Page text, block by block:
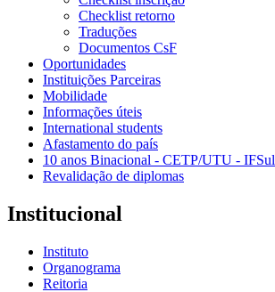
Checklist retorno
Traduções
Documentos CsF
Oportunidades
Instituições Parceiras
Mobilidade
Informações úteis
International students
Afastamento do país
10 anos Binacional - CETP/UTU - IFSul
Revalidação de diplomas
Institucional
Instituto
Organograma
Reitoria